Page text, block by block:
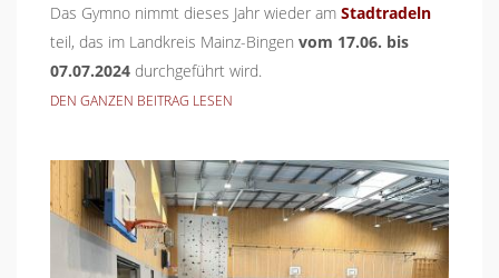
Das Gymno nimmt dieses Jahr wieder am Stadtradeln
teil, das im Landkreis Mainz-Bingen vom 17.06. bis
07.07.2024 durchgeführt wird.
DEN GANZEN BEITRAG LESEN